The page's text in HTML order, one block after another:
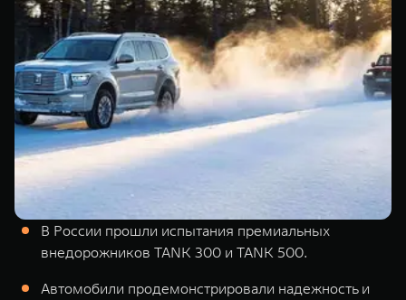
TANK 500
Веди за собой
от 6 499 000 ₽
TANK 700
Сила
от 10 199
TANK Финансы
Корпоративным клиентам
TANK ФИНАНСЫ
TANK Кредит
TANK Лизинг
TANK Страхование
Сервис
Специальные предложения
Моторные масла
ЦИФРОВЫЕ СЕРВИСЫ TANK
Цифровые сервисы TANK
Подписки
В России прошли испытания премиальных
внедорожников TANK 300 и TANK 500.
Автомобили продемонстрировали надежность и